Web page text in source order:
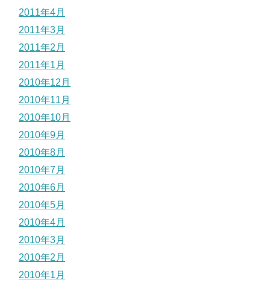
2011年4月
2011年3月
2011年2月
2011年1月
2010年12月
2010年11月
2010年10月
2010年9月
2010年8月
2010年7月
2010年6月
2010年5月
2010年4月
2010年3月
2010年2月
2010年1月